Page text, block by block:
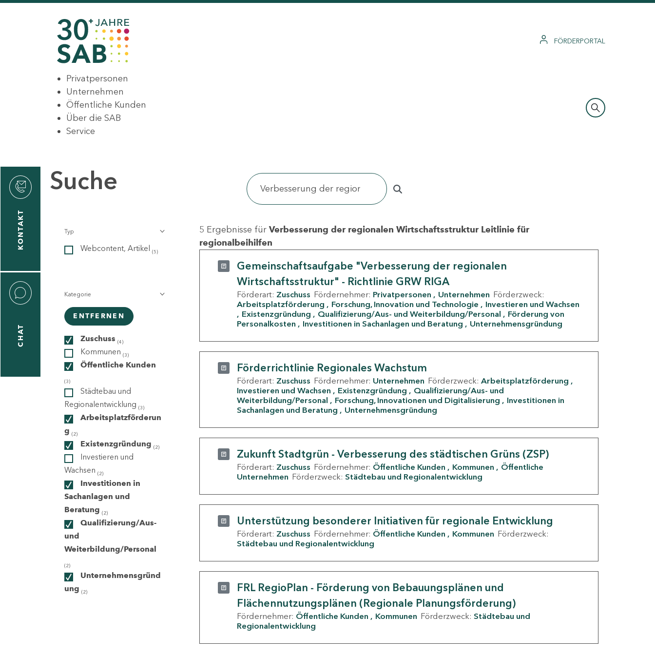
FÖRDERPORTAL
Privatpersonen
Unternehmen
Öffentliche Kunden
Über die SAB
Service
KONTAKT
CHAT
Suche
Typ
Webcontent, Artikel (5)
Kategorie
ENTFERNEN
Zuschuss (4)
Kommunen (3)
Öffentliche Kunden
(3)
Städtebau und
Regionalentwicklung (3)
Arbeitsplatzförderun
g (2)
Existenzgründung (2)
Investieren und
Wachsen (2)
Investitionen in
Sachanlagen und
Beratung (2)
Qualifizierung/Aus-
und
Weiterbildung/Personal
(2)
Unternehmensgründ
ung (2)
5 Ergebnisse für Verbesserung der regionalen Wirtschaftsstruktur Leitlinie für
regionalbeihilfen
Gemeinschaftsaufgabe "Verbesserung der regionalen
Wirtschaftsstruktur" - Richtlinie GRW RIGA
Förderart: Zuschuss Fördernehmer: Privatpersonen Unternehmen Förderzweck:
Arbeitsplatzförderung
Forschung, Innovation und Technologie
Investieren und Wachsen
Existenzgründung
Qualifizierung/Aus- und Weiterbildung/Personal
Förderung von
Personalkosten
Investitionen in Sachanlagen und Beratung Unternehmensgründung
Förderrichtlinie Regionales Wachstum
Förderart: Zuschuss Fördernehmer: Unternehmen Förderzweck: Arbeitsplatzförderung
Investieren und Wachsen
Existenzgründung
Qualifizierung/Aus- und
Weiterbildung/Personal
Forschung, Innovationen und Digitalisierung
Investitionen in
Sachanlagen und Beratung
Unternehmensgründung
Zukunft Stadtgrün - Verbesserung des städtischen Grüns (ZSP)
Förderart: Zuschuss Fördernehmer: Öffentliche Kunden Kommunen
Öffentliche
Unternehmen Förderzweck: Städtebau und Regionalentwicklung
Unterstützung besonderer Initiativen für regionale Entwicklung
Förderart: Zuschuss Fördernehmer: Öffentliche Kunden Kommunen Förderzweck:
Städtebau und Regionalentwicklung
FRL RegioPlan - Förderung von Bebauungsplänen und
Flächennutzungsplänen (Regionale Planungsförderung)
Fördernehmer: Öffentliche Kunden Kommunen Förderzweck: Städtebau und
Regionalentwicklung